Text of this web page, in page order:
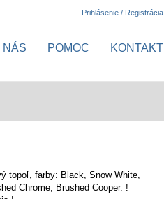
Prihlásenie / Registrácia
NÁS POMOC KONTAKT
topoľ, farby: Black, Snow White,
Chrome, Brushed Cooper. !